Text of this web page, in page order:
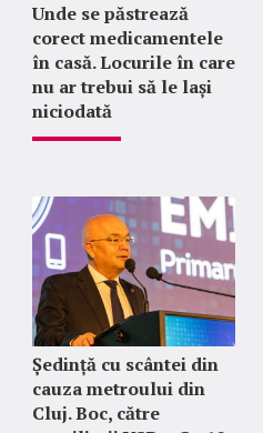
Unde se păstrează
corect medicamentele
în casă. Locurile în care
nu ar trebui să le lași
niciodată
Ședință cu scântei din
cauza metroului din
Cluj. Boc, către